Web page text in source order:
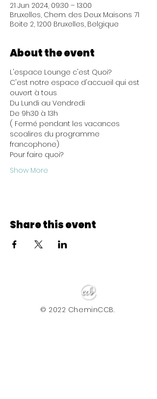
21 Jun 2024, 09:30 – 13:00
Bruxelles, Chem. des Deux Maisons 71
Boite 2, 1200 Bruxelles, Belgique
About the event
L'espace Lounge c'est Quoi?
C'est notre espace d'accueil qui est
ouvert à tous
Du Lundi au Vendredi
De 9h30 à 13h
( Fermé pendant les vacances
scoalires du programme
francophone)
Pour faire quoi?
Show More
Share this event
© 2022 CheminCCB.